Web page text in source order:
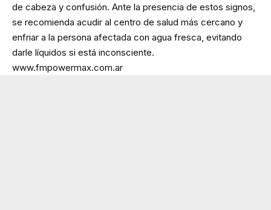
de cabeza y confusión. Ante la presencia de estos signos,
se recomienda acudir al centro de salud más cercano y
enfriar a la persona afectada con agua fresca, evitando
darle líquidos si está inconsciente.
www.fmpowermax.com.ar